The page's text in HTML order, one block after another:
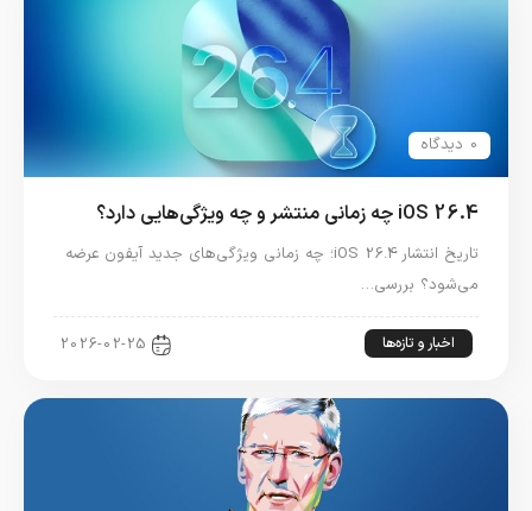
0 دیدگاه
iOS 26.4 چه زمانی منتشر و چه ویژگی‌هایی دارد؟
تاریخ انتشار iOS 26.4؛ چه زمانی ویژگی‌های جدید آیفون عرضه
می‌شود؟ بررسی…
اخبار و تازه‌ها 2026-02-25